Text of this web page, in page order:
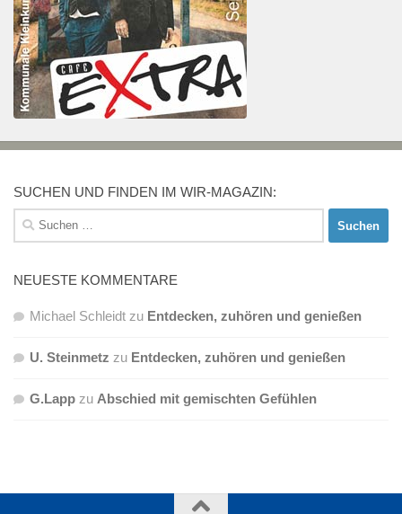
SUCHEN UND FINDEN IM WIR-MAGAZIN:
Suchen
nach:
NEUESTE KOMMENTARE
Michael Schleidt zu Entdecken, zuhören und genießen
U. Steinmetz zu Entdecken, zuhören und genießen
G.Lapp zu Abschied mit gemischten Gefühlen